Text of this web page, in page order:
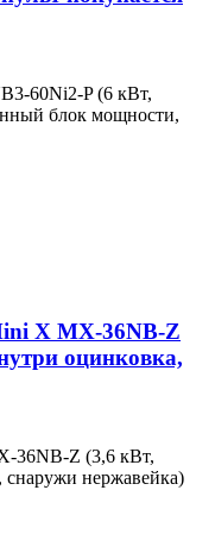
60Ni2-P (6 кВт,
блок мощности,
X MX-36NB-Z
оцинковка,
36NB-Z (3,6 кВт,
снаружи нержавейка)